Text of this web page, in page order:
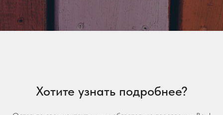
Хотите узнать подробнее?